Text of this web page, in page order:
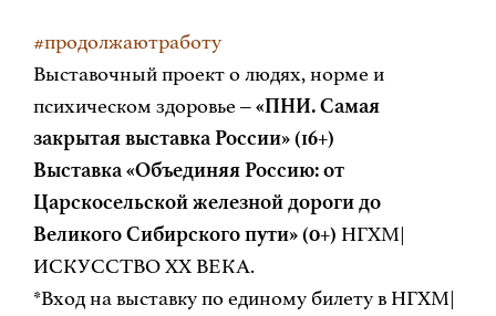
#продолжаютработу
Выставочный проект о людях, норме и
психическом здоровье ‒«ПНИ. Самая
закрытая выставка России» (16+)
Выставка «Объединяя Россию: от
Царскосельской железной дороги до
Великого Сибирского пути» (0+) НГХМ|
ИСКУССТВО ХХ ВЕКА.
*Вход на выставку по единому билету в НГХМ|